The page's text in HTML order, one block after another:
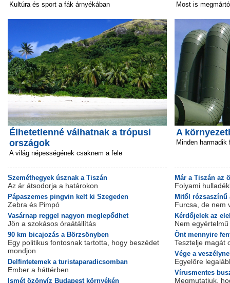
Kultúra és sport a fák árnyékában
Élhetetlenné válhatnak a trópusi
országok
A világ népességének csaknem a fele
Szeméthegyek úsznak a Tiszán
Az ár átsodorja a határokon
Pápaszemes pingvin kelt ki Szegeden
Zebra és Pimpó
Vasárnap reggel nagyon meglepődhet
Jön a szokásos óraátállítás
90 km bicajozás a Börzsönyben
Egy politikus fontosnak tartotta, hogy beszédet
mondjon
Delfintetemek a turistaparadicsomban
Ember a háttérben
Ismét özönvíz Budapest környékén
Most is
A
Minden
Már a Tiszán az
Folyami
Mitől rózsaszínű
Furcsa, de nem
Kérdőjelek az
Nem
Önt mennyire
Tesztelje magát
Vége a
Egyelőre
Vírusmentes
Megmutatjuk,